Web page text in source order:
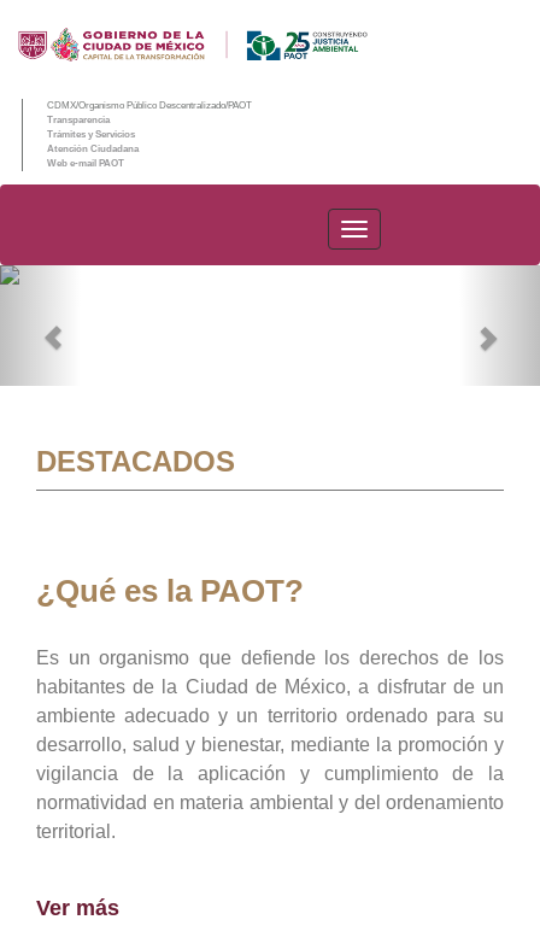
CDMX/Organismo Público Descentralizado/PAOT
Transparencia
Trámites y Servicios
Atención Ciudadana
Web e-mail PAOT
PAOT
DESTACADOS
¿Qué es la PAOT?
Es un organismo que defiende los derechos de los
habitantes de la Ciudad de México, a disfrutar de un
ambiente adecuado y un territorio ordenado para su
desarrollo, salud y bienestar, mediante la promoción y
vigilancia de la aplicación y cumplimiento de la
normatividad en materia ambiental y del ordenamiento
territorial.
Ver más